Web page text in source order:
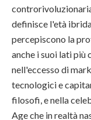
definisce l'età
percepiscono la
anche i suoi lati più
nell'eccesso di
tecnologici e
filosofi, e nella
Age che in realtà